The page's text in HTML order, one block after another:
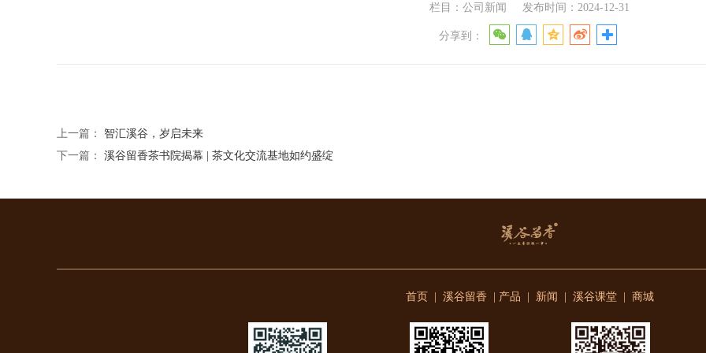
栏目：公司新闻 发布时间：2024-12-31
分享到：
上一篇： 智汇溪谷，岁启未来
下一篇： 溪谷留香茶书院揭幕 | 茶文化交流基地如约盛绽
首页 溪谷留香 产品 新闻 溪谷课堂| 商城